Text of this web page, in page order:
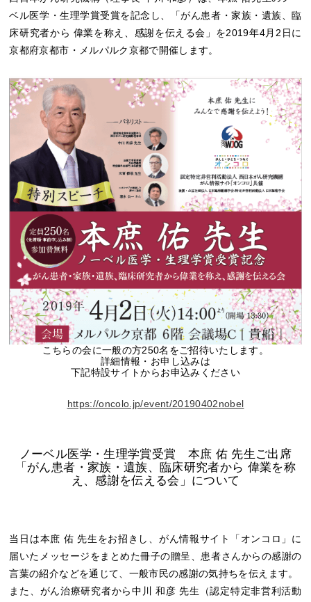
ベル医学・生理学賞受賞を記念し、「がん患者・家族・遺族、臨
床研究者から 偉業を称え、感謝を伝える会」を2019年4月2日に
京都府京都市・メルパルク京都で開催します。
こちらの会に一般の方250名をご招待いたします。
詳細情報・お申し込みは
下記特設サイトからお申込みください
https://oncolo.jp/event/20190402nobel
ノーベル医学・生理学賞受賞 本庶 佑 先生ご出席
「がん患者・家族・遺族、臨床研究者から 偉業を称
え、感謝を伝える会」について
当日は本庶 佑 先生をお招きし、がん情報サイト「オンコロ」に
届いたメッセージをまとめた冊子の贈呈、患者さんからの感謝の
言葉の紹介などを通じて、一般市民の感謝の気持ちを伝えます。
また、がん治療研究者から中川 和彦 先生（認定特定非営利活動